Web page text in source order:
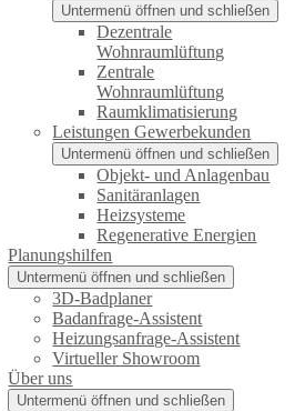
Untermenü öffnen und schließen
Dezentrale
Wohnraumlüftung
Zentrale
Wohnraumlüftung
Raumklimatisierung
Leistungen Gewerbekunden
Untermenü öffnen und schließen
Objekt- und Anlagenbau
Sanitäranlagen
Heizsysteme
Regenerative Energien
Planungshilfen
Untermenü öffnen und schließen
3D-Badplaner
Badanfrage-Assistent
Heizungsanfrage-Assistent
Virtueller Showroom
Über uns
Untermenü öffnen und schließen